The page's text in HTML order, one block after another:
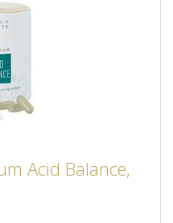
Acid Balance,